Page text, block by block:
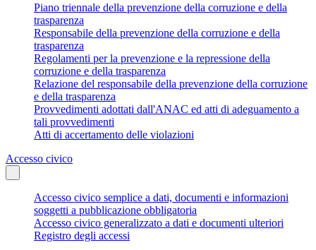
Piano triennale della prevenzione della corruzione e della
trasparenza
Responsabile della prevenzione della corruzione e della
trasparenza
Regolamenti per la prevenzione e la repressione della
corruzione e della trasparenza
Relazione del responsabile della prevenzione della corruzione
e della trasparenza
Provvedimenti adottati dall'ANAC ed atti di adeguamento a
tali provvedimenti
Atti di accertamento delle violazioni
Accesso civico
Accesso civico semplice a dati, documenti e informazioni
soggetti a pubblicazione obbligatoria
Accesso civico generalizzato a dati e documenti ulteriori
Registro degli accessi